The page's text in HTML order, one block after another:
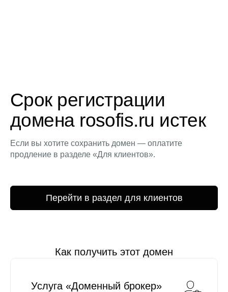
Срок регистрации
домена rosofis.ru истек
Если вы хотите сохранить домен — оплатите
продление в разделе «Для клиентов».
Перейти в раздел для клиентов
Как получить этот домен
Услуга «Доменный брокер»